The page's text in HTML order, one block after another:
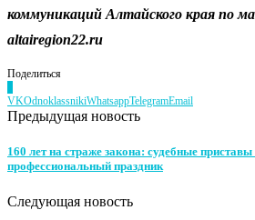
коммуникаций Алтайского края по
altairegion22.ru
Поделиться
VKOdnoklassnikiWhatsappTelegramEmail
Предыдущая новость
160 лет на страже закона: судебные
профессиональный праздник
Следующая новость